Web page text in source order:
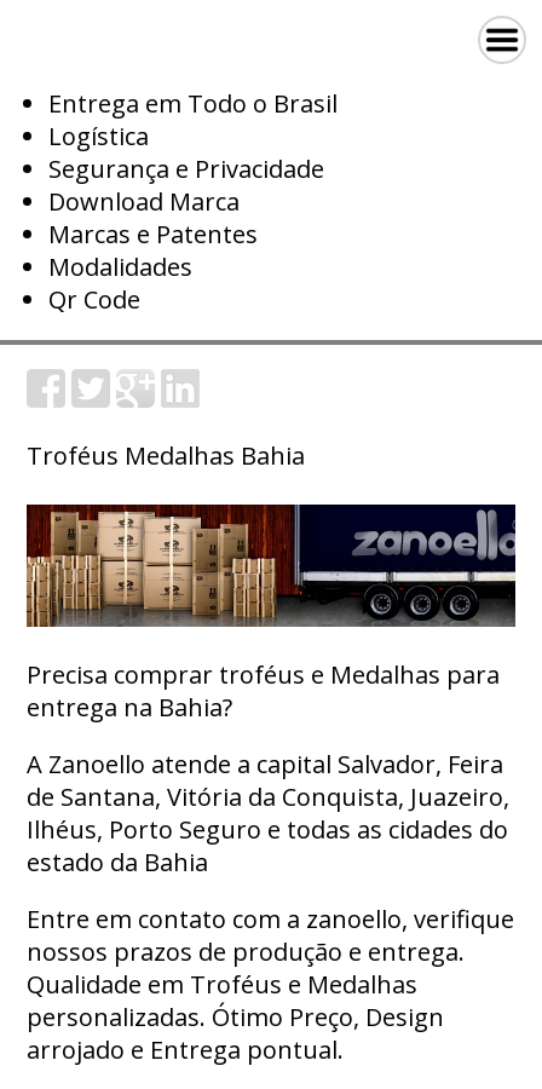
Entrega em Todo o Brasil
Logística
Segurança e Privacidade
Download Marca
Marcas e Patentes
Modalidades
Qr Code
Troféus Medalhas Bahia
Precisa comprar troféus e Medalhas para
entrega na Bahia?
A Zanoello atende a capital Salvador, Feira
de Santana, Vitória da Conquista, Juazeiro,
Ilhéus, Porto Seguro e todas as cidades do
estado da Bahia
Entre em contato com a zanoello, verifique
nossos prazos de produção e entrega.
Qualidade em Troféus e Medalhas
personalizadas. Ótimo Preço, Design
arrojado e Entrega pontual.